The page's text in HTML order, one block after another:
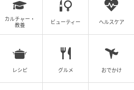
てしまい、残ったのは5だけで
カルチャー・
教養
ビューティー ヘルスケア
レシピ グルメ おでかけ